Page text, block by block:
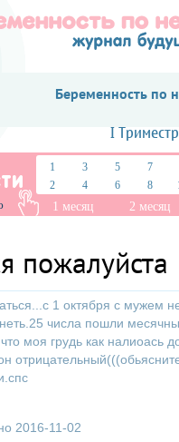
Беременность по
I Триместр
1 3 5 7
2
4 6 8
1 месяц 2 месяц
пожалуйста
1 октября с мужем
числа пошли
моя грудь как налиоась
2016-11-02